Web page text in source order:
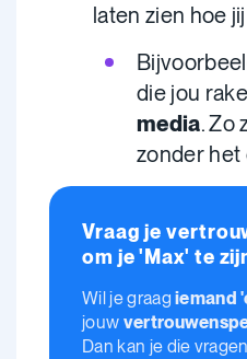
laten zien hoe
die jou
media. Zo
zonder het
Vraag je
om je 'Max' te
Wil je graagiemand
jouw
Dan kan je die